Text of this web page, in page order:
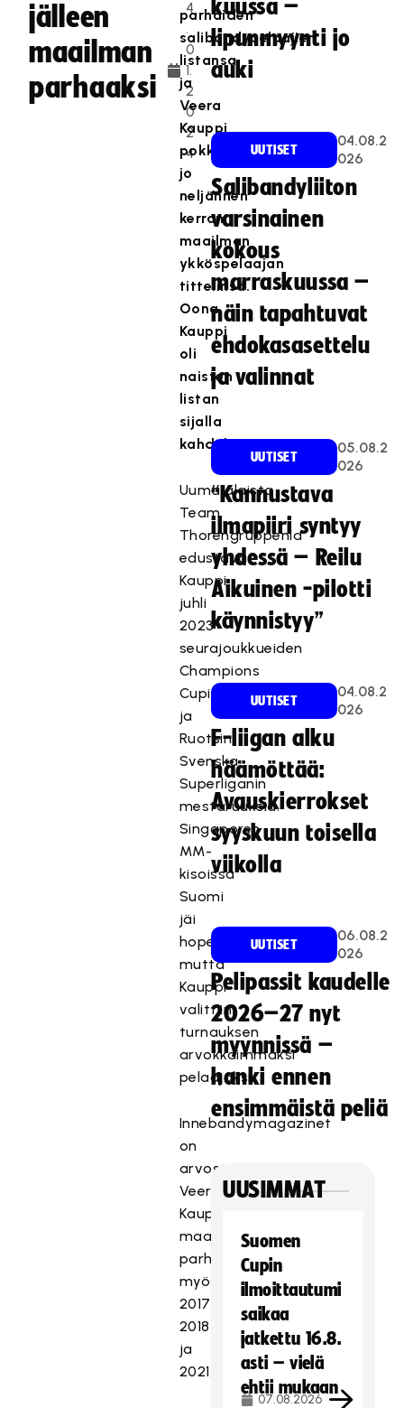
jälleen
maailman
parhaaksi
4
.
0
1.
2
0
2
4
parhaiden
salibandypelaajien
listansa,
ja
Veera
Kauppi
pokkaa
jo
neljännen
kerran
maailman
ykköspelaajan
tittelinsä.
Oona
Kauppi
oli
naisten
listan
sijalla
kahdeksan.
Uumajalaista
Team
Thorengruppenia
edustava
Kauppi
juhli
2023
seurajoukkueiden
Champions
Cupin
ja
Ruotsin
Svenska
Superliganin
mestaruuksia.
Singaporen
MM-
kisoissa
Suomi
jäi
hopealle,
mutta
Kauppi
valittiin
turnauksen
arvokkaimmaksi
pelaajaksi.
Innebandymagazinet
on
arvostanut
Veera
Kaupin
maailman
parhaaksi
myös
2017,
2018
ja
2021.
kuussa –
lipunmyynti jo
auki
UUTISET
04.08.2
026
Salibandyliiton
varsinainen
kokous
marraskuussa –
näin tapahtuvat
ehdokasasettelu
ja valinnat
UUTISET
05.08.2
026
“Kannustava
ilmapiiri syntyy
yhdessä – Reilu
Aikuinen -pilotti
käynnistyy”
UUTISET
04.08.2
026
F-liigan alku
häämöttää:
Avauskierrokset
syyskuun toisella
viikolla
UUTISET
06.08.2
026
Pelipassit kaudelle
2026–27 nyt
myynnissä –
hanki ennen
ensimmäistä peliä
UUSIMMAT
Suomen
Cupin
ilmoittautumi
saikaa
jatkettu 16.8.
asti – vielä
ehtii mukaan
07.08.2026